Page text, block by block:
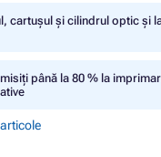
cartușul și cilindrul optic și
până la 80 % la